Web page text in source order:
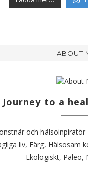
ABOUT
Journey to a
och
liv, Färg, Hälsosam
Ekologiskt, Paleo,